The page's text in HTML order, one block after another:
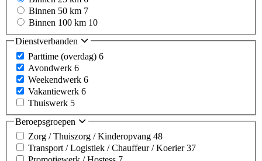
Binnen 50 km 7
Binnen 100 km 10
Dienstverbanden
Parttime (overdag) 6
Avondwerk 6
Weekendwerk 6
Vakantiewerk 6
Thuiswerk 5
Beroepsgroepen
Zorg / Thuiszorg / Kinderopvang 48
Transport / Logistiek / Chauffeur / Koerier37